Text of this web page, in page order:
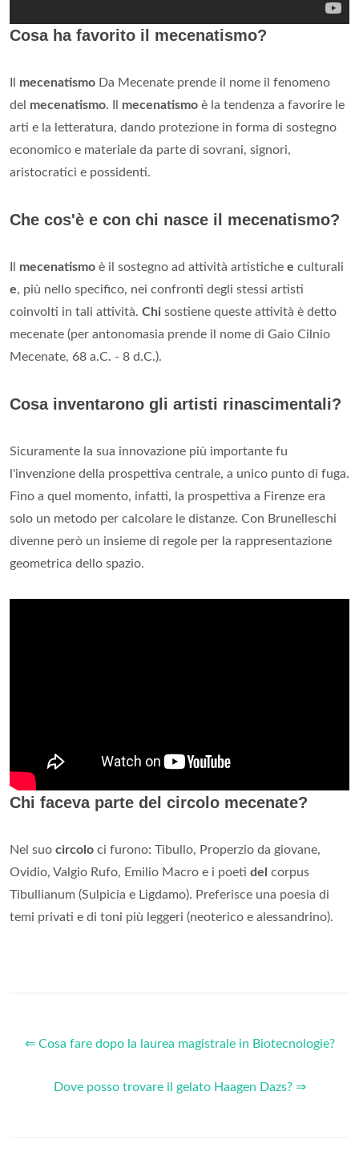
Cosa ha favorito il mecenatismo?
mecenatismo Da Mecenate prende il nome il fenomeno
del mecenatismo. Il mecenatismo è la tendenza a favorire le
arti e la letteratura, dando protezione in forma di sostegno
economico e materiale da parte di sovrani, signori,
aristocratici e possidenti.
Che cos'è e con chi nasce il mecenatismo?
mecenatismo è il sostegno ad attività artistiche e culturali
e, più nello specifico, nei confronti degli stessi artisti
coinvolti in tali attività. Chi sostiene queste attività è detto
mecenate (per antonomasia prende il nome di Gaio Cilnio
Mecenate, 68 a.C. - 8 d.C.).
Cosa inventarono gli artisti rinascimentali?
Sicuramente la sua innovazione più importante fu
l'invenzione della prospettiva centrale, a unico punto di fuga.
Fino a quel momento, infatti, la prospettiva a Firenze era
solo un metodo per calcolare le distanze. Con Brunelleschi
divenne però un insieme di regole per la rappresentazione
geometrica dello spazio.
Chi faceva parte del circolo mecenate?
Nel suo circolo ci furono: Tibullo, Properzio da giovane,
Ovidio, Valgio Rufo, Emilio Macro e i poeti del corpus
Tibullianum (Sulpicia e Ligdamo). Preferisce una poesia di
temi privati e di toni più leggeri (neoterico e alessandrino).
⇐ Cosa fare dopo la laurea magistrale in Biotecnologie?
Dove posso trovare il gelato Haagen Dazs? ⇒